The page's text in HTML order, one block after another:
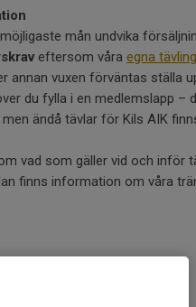
mån undvika
eftersom våra egna
annan vuxen förväntas ställa
du fylla i en medlemslapp
ändå tävlar för Kils AIK
vad som gäller vid och inför
finns information om våra